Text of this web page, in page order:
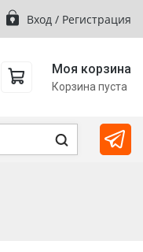
Вход / Регистрация
Моя корзина
Корзина пуста